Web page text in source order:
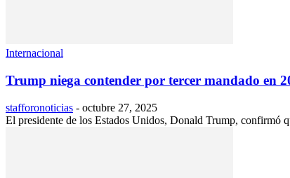
Internacional
Trump niega contender por tercer mandado en
stafforonoticias - octubre 27, 2025
El presidente de los Estados Unidos, Donald Trump, confirmó